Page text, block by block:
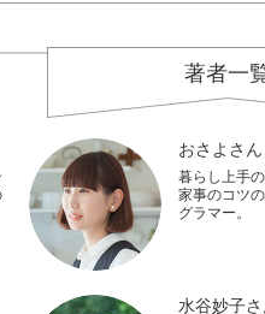
著者一
おさよさん
暮らし上手
家事のコツ
グラマー。
水谷妙子さ